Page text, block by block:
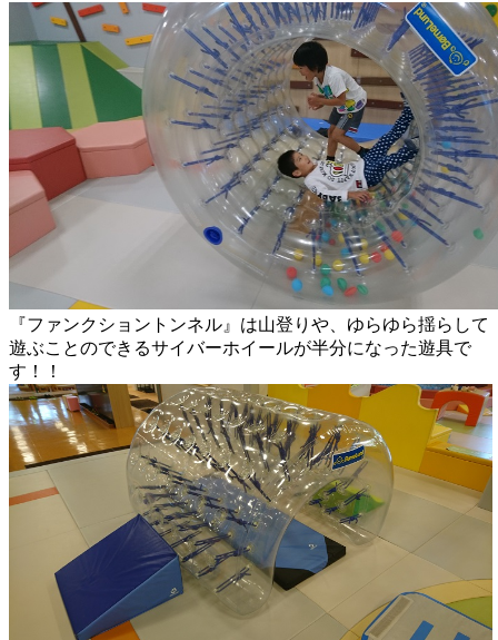
『ファンクショントンネル』は山登りや、ゆらゆら揺らして
遊ぶことのできるサイバーホイールが半分になった遊具で
す！！